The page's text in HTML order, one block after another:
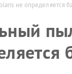
не определяется